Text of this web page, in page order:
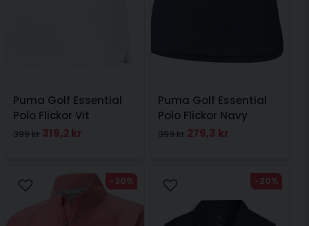
Puma Golf Essential
Polo Flickor Vit
399 kr 319,2 kr
Puma Golf Essential
Polo Flickor Navy
399 kr 279,3 kr
-30% -20%